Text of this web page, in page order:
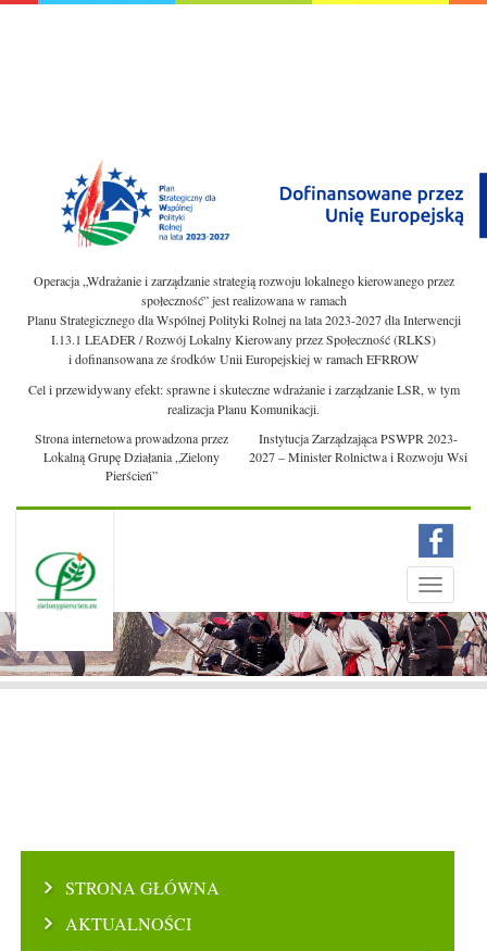
Operacja „Wdrażanie i zarządzanie strategią rozwoju lokalnego kierowanego przez
społeczność” jest realizowana w ramach
Planu Strategicznego dla Wspólnej Polityki Rolnej na lata 2023-2027 dla Interwencji
I.13.1 LEADER / Rozwój Lokalny Kierowany przez Społeczność (RLKS)
i dofinansowana ze środków Unii Europejskiej w ramach EFRROW
Cel i przewidywany efekt: sprawne i skuteczne wdrażanie i zarządzanie LSR, w tym
realizacja Planu Komunikacji.
Strona internetowa prowadzona przez
Lokalną Grupę Działania „Zielony
Pierścień”
Instytucja Zarządzająca PSWPR 2023-
2027 – Minister Rolnictwa i Rozwoju Wsi
Toggle
Menu
STRONA GŁÓWNA
AKTUALNOŚCI